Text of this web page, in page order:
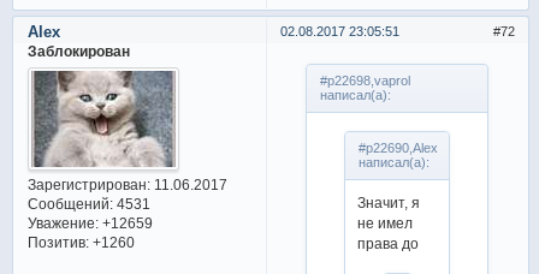
72
02.08.2017 23:05:51
Alex
Заблокирован
Зарегистрирован: 11.06.2017
Сообщений:4531
Уважение: +12659
Позитив: +1260
#p22698,vaprol
написал(а):
#p22690,Alex
написал(а):
Значит, я
не имел
права до